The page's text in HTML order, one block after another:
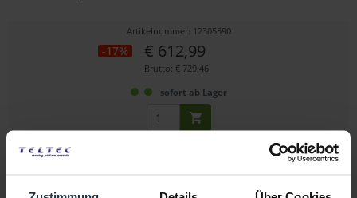
Artikelnummer: 12305590
-17% € 612,99
Brutto: € 729,46
sofort ab Lager